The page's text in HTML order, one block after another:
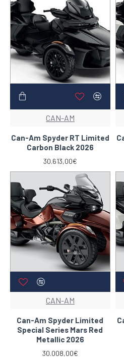
CAN-AM
Can-Am Spyder RT Limited
Carbon Black 2026
30.613,00€
CAN-AM
Can-Am Spyder Limited
Special Series Mars Red
Metallic 2026
30.008,00€